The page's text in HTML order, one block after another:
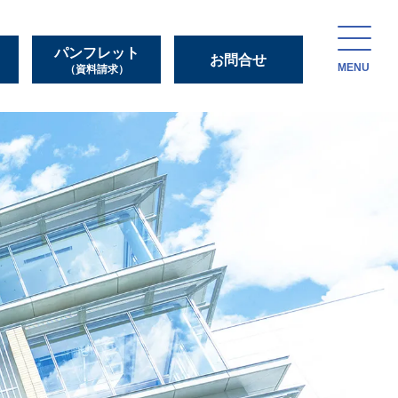
パンフレット
（資料請求）
お問合せ
MENU